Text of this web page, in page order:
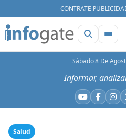
CONTRATE
Sábado 8 De
Informar,
YouTube
Salud